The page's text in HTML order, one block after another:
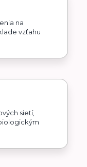
na
vzťahu
sietí,